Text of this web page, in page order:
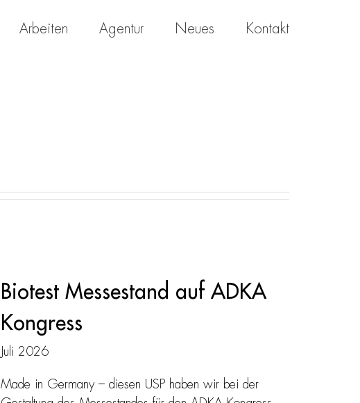
Arbeiten Agentur Neues Kontakt
Biotest Messestand auf ADKA
Kongress
Juli 2026
Made in Germany – diesen USP haben wir bei der